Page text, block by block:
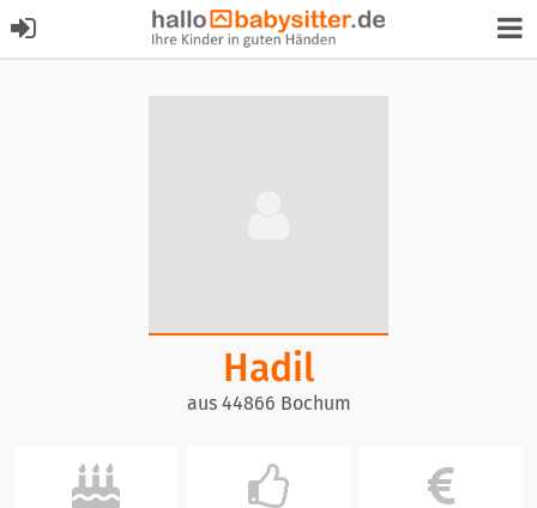
Hadil
aus 44866 Bochum